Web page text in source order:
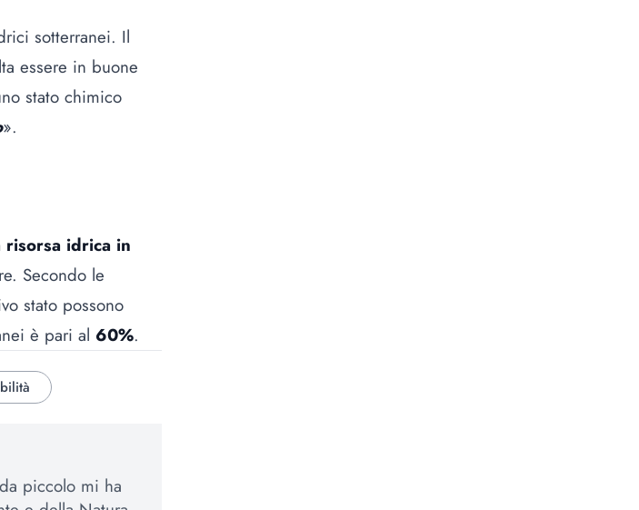
sotterranei. Il
essere in buone
stato chimico
».
idrica in
Secondo le
stato possono
è pari al 60%.
piccolo mi ha